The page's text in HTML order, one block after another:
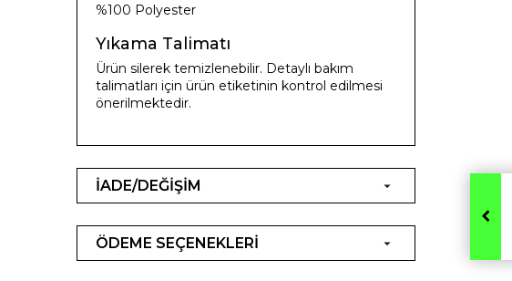
%100 Polyester
Yıkama Talimatı
Ürün silerek temizlenebilir. Detaylı bakım
talimatları için ürün etiketinin kontrol edilmesi
önerilmektedir.
İADE/DEĞİŞİM
ÖDEME SEÇENEKLERİ